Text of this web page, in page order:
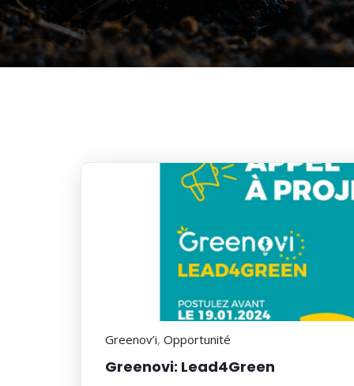
November
Greenov’i, Opportunité
Greenovi: Lead4Green